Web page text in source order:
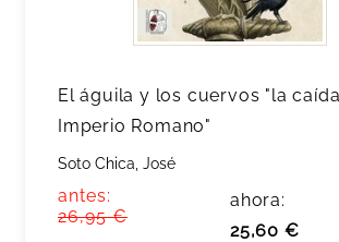
El águila y los cuervos "la
Imperio Romano"
Soto Chica, José
antes:
26,95 €
ahora:
25,60 €